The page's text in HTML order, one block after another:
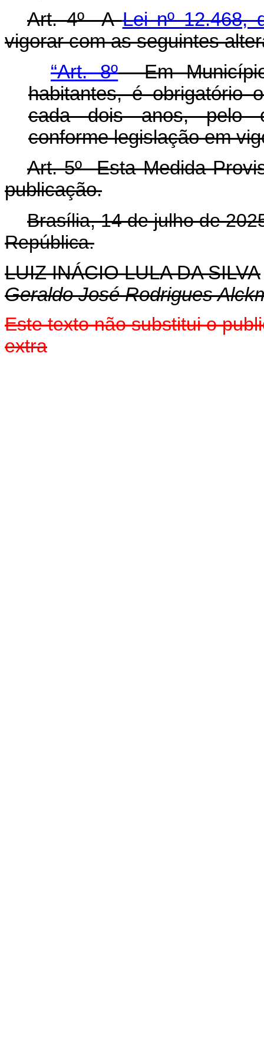
Art. 4º ALei nº 12.468,
vigorar com as seguintes
“Art. 8ºEm
habitantes, é obrigatório
cada dois anos, pelo
conforme legislação em
Art. 5º Esta Medida
publicação.
Brasília, 14 de julho de
República.
LUIZ INÁCIO LULA DA SILVA
Geraldo José Rodrigues
Este texto não substitui o
extra